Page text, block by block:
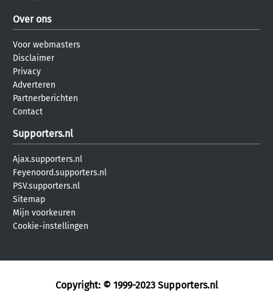
Over ons
Voor webmasters
Disclaimer
Privacy
Adverteren
Partnerberichten
Contact
Supporters.nl
Ajax.supporters.nl
Feyenoord.supporters.nl
PSV.supporters.nl
Sitemap
Mijn voorkeuren
Cookie-instellingen
Copyright: © 1999-2023 Supporters.nl